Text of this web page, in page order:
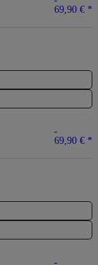
69,90 € *
69,90 € *